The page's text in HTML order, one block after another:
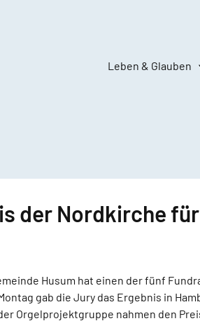
Leben & Glauben
der Nordkirche
Husum hat einen der fünf
gab die Jury das Ergebnis in
Orgelprojektgruppe nahmen den